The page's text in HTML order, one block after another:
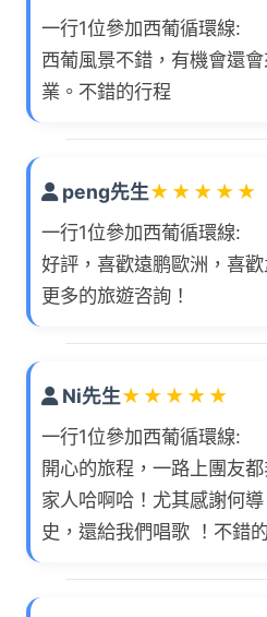
一行1位參加西葡循環線:
西葡風景不錯，有機會還
業。不錯的行程
peng先生★ ★ ★ ★ ★
一行1位參加西葡循環線:
好評，喜歡遠鹏歐洲，喜
更多的旅遊咨詢！
Ni先生★ ★ ★ ★ ★
一行1位參加西葡循環線:
開心的旅程，一路上團友
家人哈啊哈！尤其感謝何
史，還給我們唱歌 ！不錯